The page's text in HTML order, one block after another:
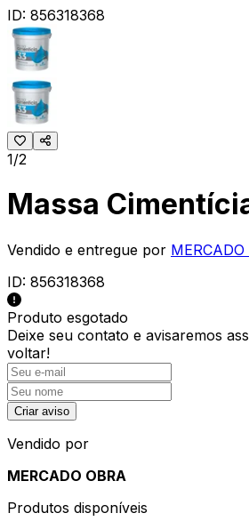
ID: 856318368
1/2
Massa
Vendido e entregue por MERCADO
ID: 856318368
Produto esgotado
Deixe seu contato e avisaremos
voltar!
Criar aviso
Vendido por
MERCADO OBRA
Produtos disponíveis